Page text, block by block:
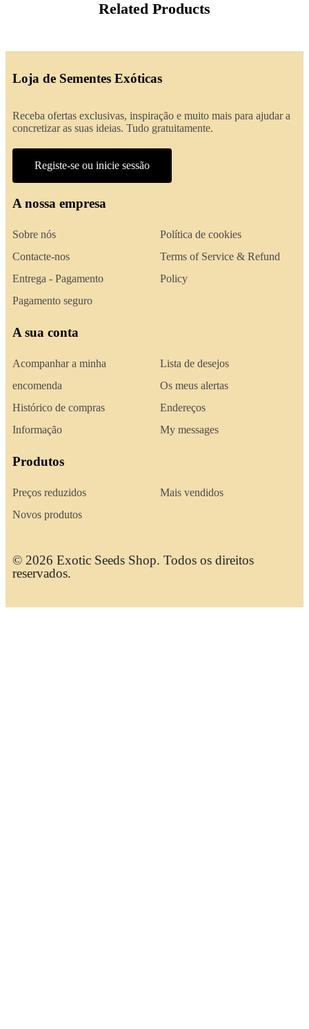
Related Products
Loja de Sementes Exóticas
Receba ofertas exclusivas, inspiração e muito mais para ajudar a
concretizar as suas ideias. Tudo gratuitamente.
Registe-se ou inicie sessão
A nossa empresa
Sobre nós
Contacte-nos
Entrega - Pagamento
Pagamento seguro
Política de cookies
Terms of Service & Refund
Policy
A sua conta
Acompanhar a minha
encomenda
Histórico de compras
Informação
Lista de desejos
Os meus alertas
Endereços
My messages
Produtos
Preços reduzidos
Novos produtos
Mais vendidos
© 2026 Exotic Seeds Shop. Todos os direitos
reservados.